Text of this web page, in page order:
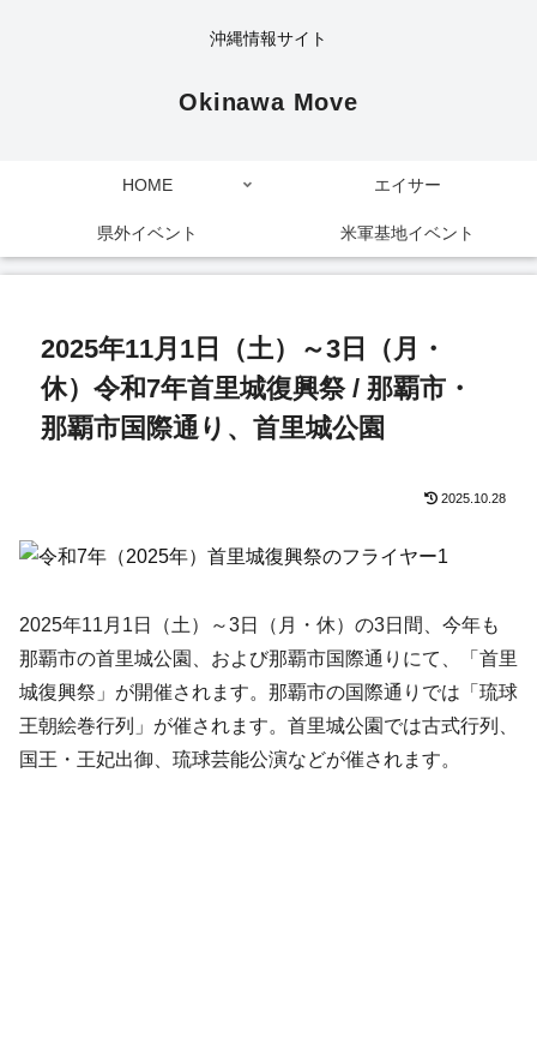
沖縄情報サイト
Okinawa Move
HOME エイサー
県外イベント 米軍基地イベント
2025年11月1日（土）～3日（月・
休）令和7年首里城復興祭 / 那覇市・
那覇市国際通り、首里城公園
2025.10.28
2025年11月1日（土）～3日（月・休）の3日間、今年も
那覇市の首里城公園、および那覇市国際通りにて、「首里
城復興祭」が開催されます。那覇市の国際通りでは「琉球
王朝絵巻行列」が催されます。首里城公園では古式行列、
国王・王妃出御、琉球芸能公演などが催されます。